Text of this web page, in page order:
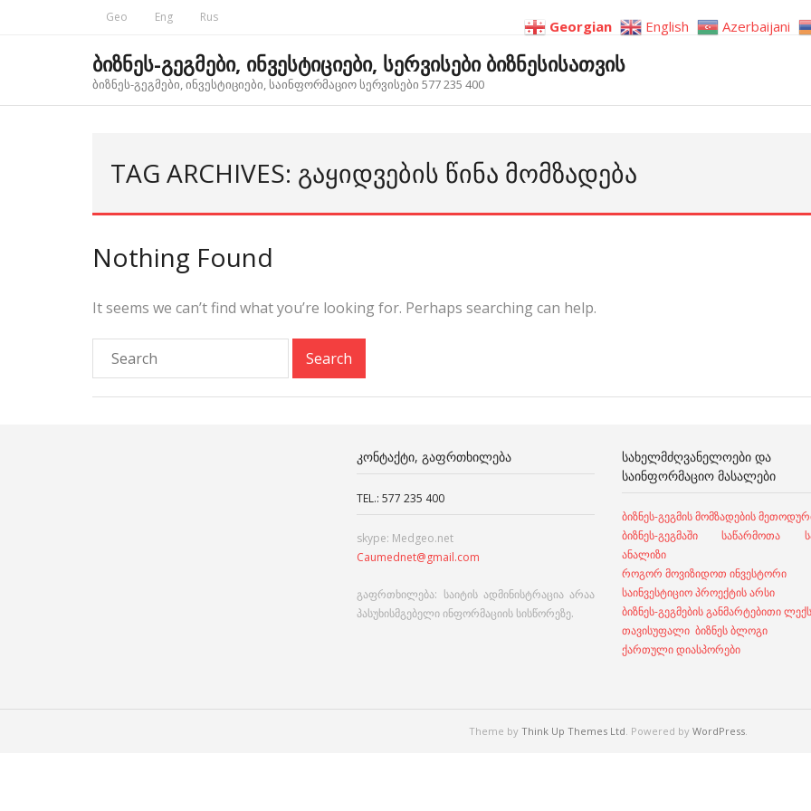
Geo Eng Rus
ბიზნეს-გეგმები, ინვესტიციები, სერვისები ბიზნესისათვის
ბიზნეს-გეგმები, ინვესტიციები, საინფორმაციო სერვისები 577 235 400
TAG ARCHIVES: ᲒᲐᲧᲘᲓᲕᲔᲑᲘᲡ ᲬᲘᲜᲐ ᲛᲝᲛᲖᲐᲓᲔᲑᲐ
Nothing Found
It seems we can’t find what you’re looking for. Perhaps searching can help.
ᲙᲝᲜᲢᲐᲥᲢᲘ, ᲒᲐᲤᲠᲗᲮᲘᲚᲔᲑᲐ
TEL.: 577 235 400
skype: Medgeo.net
Caumednet@gmail.com
გაფრთხილება: საიტის ადმინისტრაცია არაა
პასუხისმგებელი ინფორმაციის სისწორეზე.
ᲡᲐᲮᲔᲚᲛᲫᲦᲕᲐᲜᲔᲚᲝᲔᲑᲘ ᲓᲐ
ᲡᲐᲘᲜᲤᲝᲠᲛᲐᲪᲘᲝ ᲛᲐᲡᲐᲚᲔᲑᲘ
ბიზნეს-გეგმის მომზადების
ბიზნეს-გეგმაში საწარმოთა
ანალიზი
როგორ მოვიზიდოთ ინვესტორი
საინვესტიციო პროექტის არსი
ბიზნეს-გეგმების განმარტებითი
თავისუფალი ბიზნეს ბლოგი
ქართული დიასპორები
Theme by Think Up Themes Ltd. Powered by WordPress.
Georgian English Azerbaijani